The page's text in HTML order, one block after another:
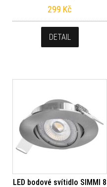
299 Kč
DETAIL
LED bodové svítidlo SIMMI 8